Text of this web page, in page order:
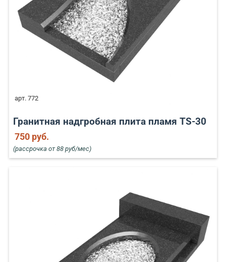
арт. 772
Гранитная надгробная плита пламя TS-30
750 руб.
(рассрочка от 88 руб/мес)